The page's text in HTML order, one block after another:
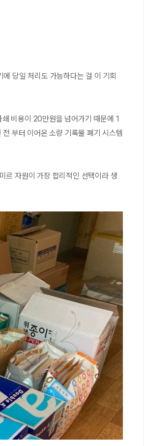
당일 처리도 가능하다는 걸 이 기회
비용이 20만원을 넘어가기 때문에 1
부터 이어온 소량 기록물 폐기 시스템
르 자원이 가장 합리적인 선택이라 생